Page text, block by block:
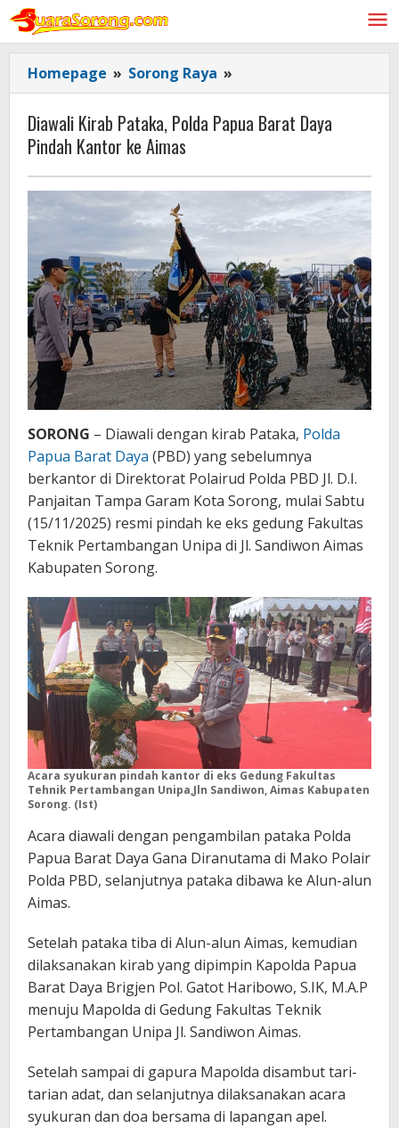
Lewati
konten
Homepage » Sorong Raya »
Kirab
Pataka,
Polda
Barat
Daya
Pindah
ke
Aimas
Diawali Kirab Pataka, Polda Papua Barat Daya
Pindah Kantor ke Aimas
SORONG – Diawali dengan kirab Pataka, Polda
Papua Barat Daya (PBD) yang sebelumnya
berkantor di Direktorat Polairud Polda PBD Jl. D.I.
Panjaitan Tampa Garam Kota Sorong, mulai Sabtu
(15/11/2025) resmi pindah ke eks gedung Fakultas
Teknik Pertambangan Unipa di Jl. Sandiwon Aimas
Kabupaten Sorong.
Acara syukuran pindah kantor di eks Gedung Fakultas
Tehnik Pertambangan Unipa,Jln Sandiwon, Aimas Kabupaten
Sorong. (Ist)
Acara diawali dengan pengambilan pataka Polda
Papua Barat Daya Gana Diranutama di Mako Polair
Polda PBD, selanjutnya pataka dibawa ke Alun-alun
Aimas.
Setelah pataka tiba di Alun-alun Aimas, kemudian
dilaksanakan kirab yang dipimpin Kapolda Papua
Barat Daya Brigjen Pol. Gatot Haribowo, S.IK, M.A.P
menuju Mapolda di Gedung Fakultas Teknik
Pertambangan Unipa Jl. Sandiwon Aimas.
Setelah sampai di gapura Mapolda disambut tari-
tarian adat, dan selanjutnya dilaksanakan acara
syukuran dan doa bersama di lapangan apel.